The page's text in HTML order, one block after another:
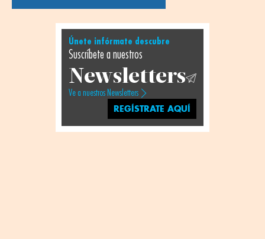
Únete infórmate descubre
Suscríbete a nuestros
Newsletters
Ve a nuestros Newsletters
REGÍSTRATE AQUÍ